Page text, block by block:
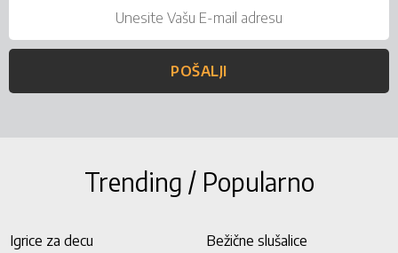
POŠALJI
Trending / Popularno
Igrice za decu
Bežične slušalice